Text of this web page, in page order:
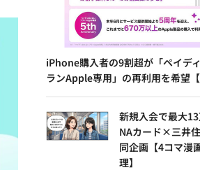
iPhone購入者の9割超が「ペイデ
ランApple専用」の再利用を希望【
新規入会で最大
NAカード×三井
同企画【4コマ漫
理】